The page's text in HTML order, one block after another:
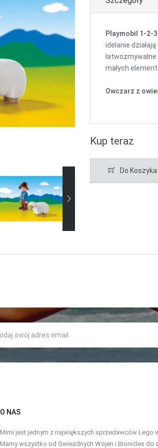
Playmobil 1-2-3
idelanie
małych
Owczarz z
Kup teraz
Do Koszyka
O NAS
Mimi jest jednym z największych sprzedawców Lego
Mamy wszystko od Gwiezdnych Wojen i Bionicles do